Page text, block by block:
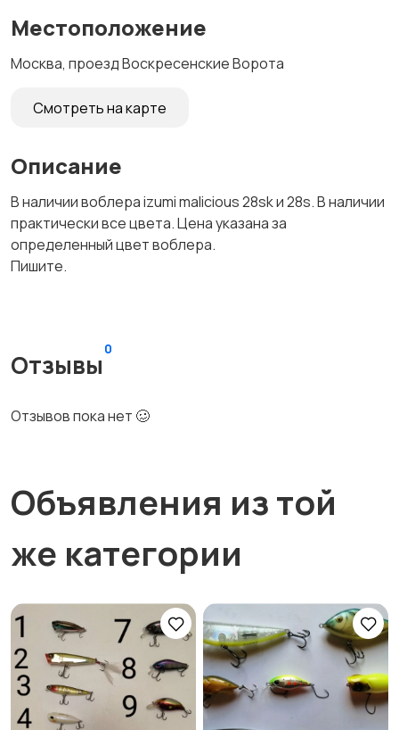
Местоположение
Москва, проезд Воскресенские Ворота
Смотреть на карте
Описание
В наличии воблера izumi malicious 28sk и 28s. В наличии
практически все цвета. Цена указана за
определенный цвет воблера.
Пишите.
Отзывы
0
Отзывов пока нет 🥴
Объявления из той
же категории